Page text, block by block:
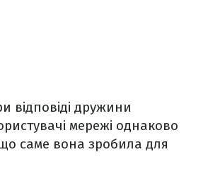
відповіді дружини
мережі однаково
саме вона зробила для